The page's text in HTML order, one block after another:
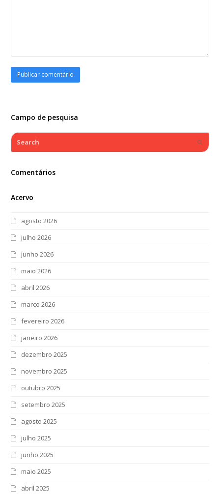
Campo de pesquisa
Search
Comentários
Acervo
agosto 2026
julho 2026
junho 2026
maio 2026
abril 2026
março 2026
fevereiro 2026
janeiro 2026
dezembro 2025
novembro 2025
outubro 2025
setembro 2025
agosto 2025
julho 2025
junho 2025
maio 2025
abril 2025